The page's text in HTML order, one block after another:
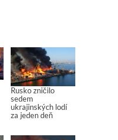
Rusko zničilo
sedem
ukrajinských lodí
za jeden deň